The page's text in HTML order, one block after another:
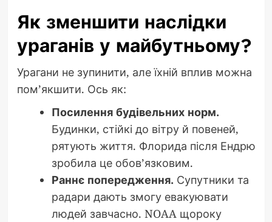
Як зменшити наслідки
ураганів у майбутньому?
Урагани не зупинити, але їхній вплив можна
пом’якшити. Ось як:
Посилення будівельних норм.
Будинки, стійкі до вітру й повеней,
рятують життя. Флорида після Ендрю
зробила це обов’язковим.
Раннє попередження. Супутники та
радари дають змогу евакуювати
людей завчасно. NOAA щороку